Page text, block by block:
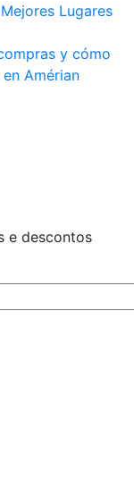
Lugares
y cómo
Amérian
e descontos